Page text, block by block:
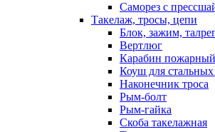
Саморез с
Такелаж, тросы, цепи
Блок, зажим,
Вертлюг
Карабин пожарный
Коуш для стальных
Наконечник троса
Рым-болт
Рым-гайка
Скоба такелажная